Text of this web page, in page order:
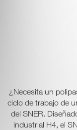
¿Necesita un
ciclo de trabajo de
del SNER.
industrial H4, el